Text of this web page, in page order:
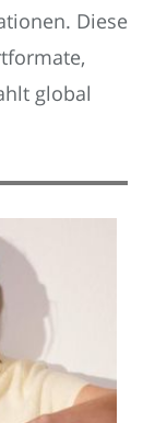
Diese
global